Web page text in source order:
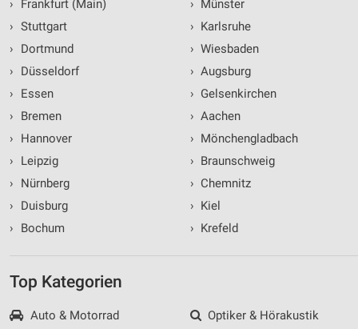
›
Frankfurt (Main)
› Stuttgart
›
Dortmund
›
Düsseldorf
›
Essen
›
Bremen
›
Hannover
›
Leipzig
›
Nürnberg
›
Duisburg
›
Bochum
› Münster
› Karlsruhe
› Wiesbaden
› Augsburg
› Gelsenkirchen
› Aachen
› Mönchengladbach
› Braunschweig
› Chemnitz
› Kiel
› Krefeld
Top Kategorien
Auto & Motorrad
Optiker & Hörakustik